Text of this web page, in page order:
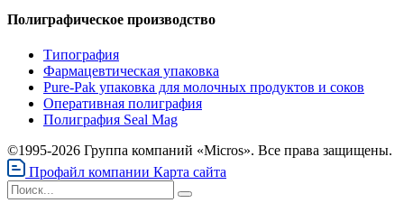
Полиграфическое производство
Типография
Фармацевтическая упаковка
Pure-Pak упаковка для молочных продуктов и соков
Оперативная полиграфия
Полиграфия Seal Mag
©1995-2026 Группа компаний «Micros». Все права защищены.
Профайл компании Карта сайта